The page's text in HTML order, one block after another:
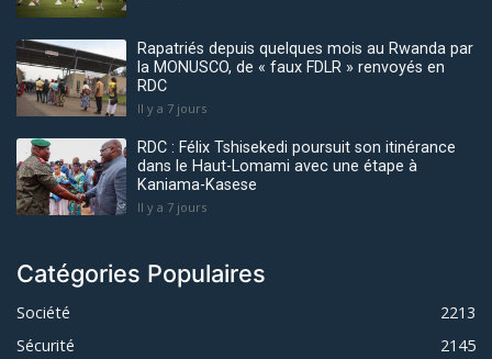
Rapatriés depuis quelques mois au Rwanda par
la MONUSCO, de « faux FDLR » renvoyés en
RDC
Il y a 7 jours
RDC : Félix Tshisekedi poursuit son itinérance
dans le Haut-Lomami avec une étape à
Kaniama-Kasese
Il y a 7 jours
Catégories Populaires
Société
2213
Sécurité
2145